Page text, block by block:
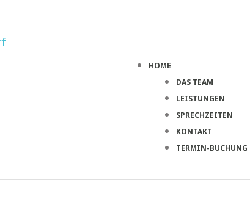
HOME
DAS TEAM
LEISTUNGEN
SPRECHZEITEN
KONTAKT
TERMIN-BUCHUNG